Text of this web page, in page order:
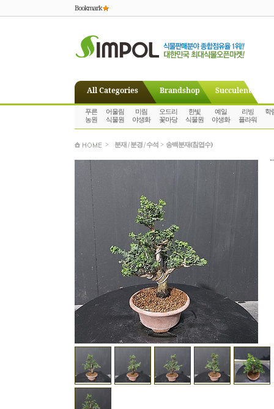
Bookmark
All Categories Brandshop Succulent
푸른
농원
어울림
식물원
미림
야생화
오드리
꽃마당
한빛
식물원
예일
야생화
리빙
플라워
학
> 분재 / 분경 / 수석 > 송백분재(침엽수)